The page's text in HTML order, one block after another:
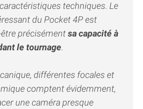
techniques. Le
du Pocket 4P est
précisémentsa capacité à
le tournage.
différentes focales et
comptent évidemment,
une caméra presque